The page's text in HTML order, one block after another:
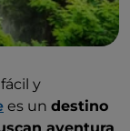
y
es un destino
aventura